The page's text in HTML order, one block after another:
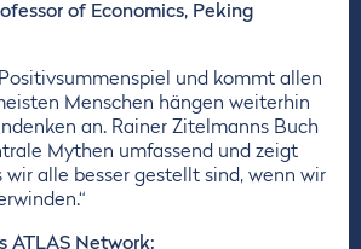
of Economics, Peking
und kommt allen
Menschen hängen weiterhin
an. Rainer Zitelmanns Buch
Mythen umfassend und zeigt
wir alle besser gestellt sind, wenn wir
ATLAS Network: